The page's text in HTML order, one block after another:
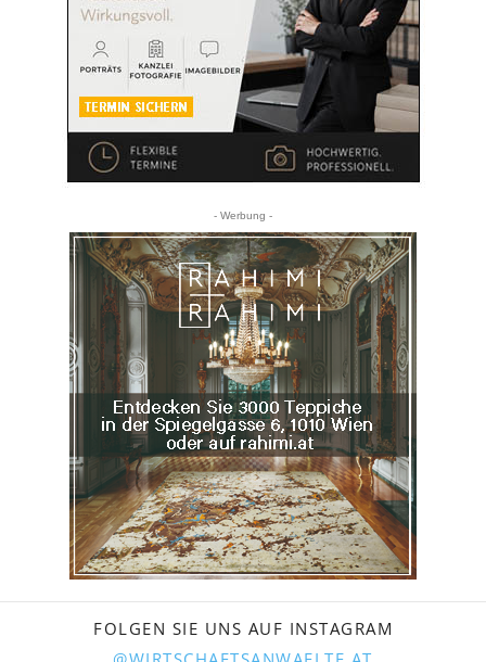
- Werbung -
FOLGEN SIE UNS AUF INSTAGRAM